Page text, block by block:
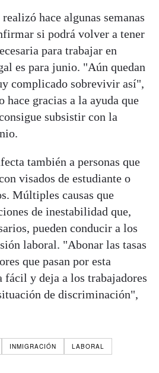
hace algunas semanas
si podrá volver a tener
para trabajar en
es para junio. "Aún quedan
complicado sobrevivir así",
gracias a la ayuda que
subsistir con la
también a personas que
visados de estudiante o
Múltiples causas que
de inestabilidad que,
pueden conducir a los
laboral. "Abonar las tasas
que pasan por esta
fácil y deja a los trabajadores
de discriminación",
INMIGRACIÓN
LABORAL